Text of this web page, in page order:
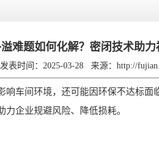
难题如何化解？密闭技术助
发表时间：2025-03-28 来源： http://
间环境，还可能因环保不达标面
企业规避风险、降低损耗。